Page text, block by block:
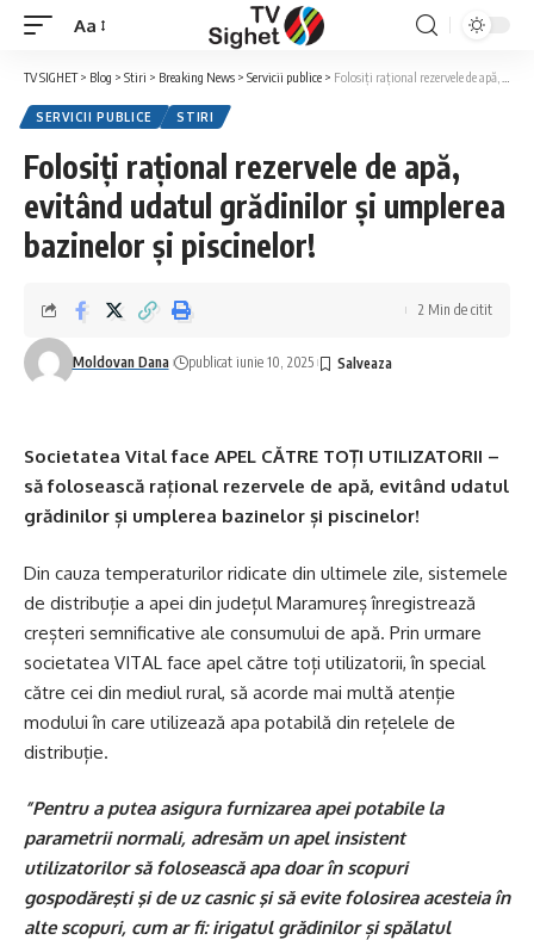
Font
Resizer
Aa
TV SIGHET> Blog > Stiri > Breaking News > Servicii publice > Folosiți rațional rezervele de apă, evitând udatul grădinilor și umplerea bazinelor și piscinelor!
SERVICII PUBLICE STIRI
Folosiți rațional rezervele de apă,
evitând udatul grădinilor și umplerea
bazinelor și piscinelor!
Moldovan Dana publicat iunie 10, 2025
2 Min de citit
Societatea Vital face APEL CĂTRE TOȚI UTILIZATORII –
să folosească rațional rezervele de apă, evitând udatul
grădinilor și umplerea bazinelor și piscinelor!
Din cauza temperaturilor ridicate din ultimele zile, sistemele
de distribuție a apei din județul Maramureș înregistrează
creșteri semnificative ale consumului de apă. Prin urmare
societatea VITAL face apel către toți utilizatorii, în special
către cei din mediul rural, să acorde mai multă atenție
modului în care utilizează apa potabilă din rețelele de
distribuție.
”Pentru a putea asigura furnizarea apei potabile la
parametrii normali, adresăm un apel insistent
utilizatorilor să folosească apa doar în scopuri
gospodăreşti şi de uz casnic şi să evite folosirea acesteia în
alte scopuri, cum ar fi: irigatul grădinilor și spălatul